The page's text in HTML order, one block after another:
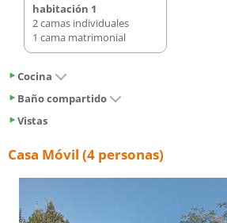
habitación 1
2 camas individuales
1 cama matrimonial
Cocina
Baño compartido
Vistas
Casa Móvil (4 personas)